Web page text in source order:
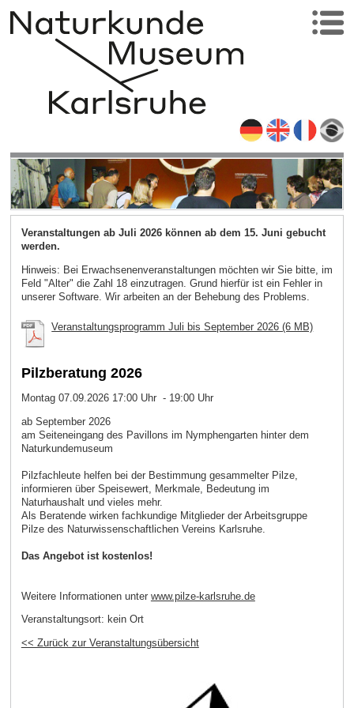
Veranstaltungen ab Juli 2026 können ab dem 15. Juni gebucht
werden.
Hinweis: Bei Erwachsenenveranstaltungen möchten wir Sie bitte, im
Feld "Alter" die Zahl 18 einzutragen. Grund hierfür ist ein Fehler in
unserer Software. Wir arbeiten an der Behebung des Problems.
Veranstaltungsprogramm Juli bis September 2026 (6 MB)
Pilzberatung 2026
Montag 07.09.2026 17:00 Uhr - 19:00 Uhr
ab September 2026
am Seiteneingang des Pavillons im Nymphengarten hinter dem
Naturkundemuseum
Pilzfachleute helfen bei der Bestimmung gesammelter Pilze,
informieren über Speisewert, Merkmale, Bedeutung im
Naturhaushalt und vieles mehr.
Als Beratende wirken fachkundige Mitglieder der Arbeitsgruppe
Pilze des Naturwissenschaftlichen Vereins Karlsruhe.
Das Angebot ist kostenlos!
Weitere Informationen unter www.pilze-karlsruhe.de
Veranstaltungsort: kein Ort
<< Zurück zur Veranstaltungsübersicht